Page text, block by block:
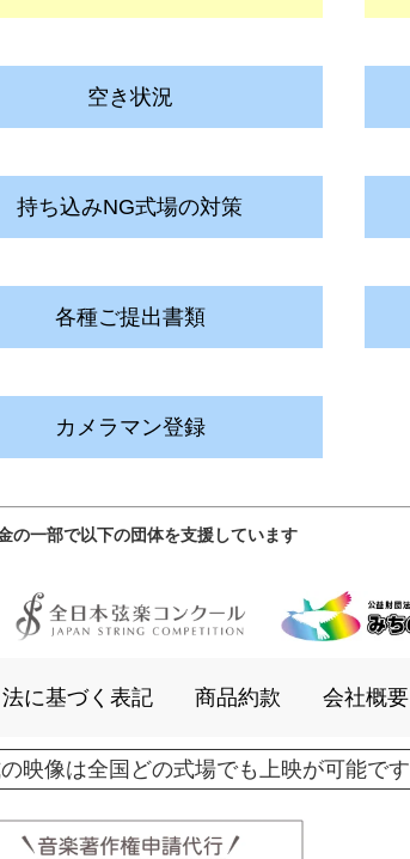
空き状況
持ち込みNG式場の対策
各種ご提出書類
カメラマン登録
の一部で以下の団体を支援しています
に基づく表記 商品約款 会社概要
映像は全国どの式場でも上映が可能です